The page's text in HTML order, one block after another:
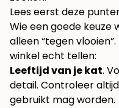
Lees eerst deze
Wie een goede keuze
alleen “tegen
winkel echt tellen:
Leeftijd van je kat.
detail. Controleer
gebruikt mag worden.